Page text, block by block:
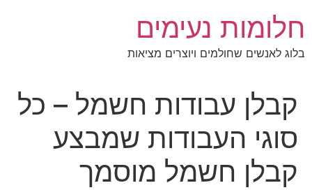
לתוכן
חלומות נעימים
בלוג לאנשים שחולמים ויוצרים מציאות
קבלן עבודות חשמל – כל
סוגי העבודות שמבצע
קבלן חשמל מוסמך